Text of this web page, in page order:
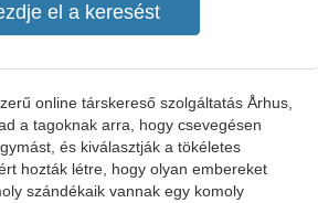
online társkereső szolgáltatás Århus,
a tagoknak arra, hogy csevegésen
és kiválasztják a tökéletes
hozták létre, hogy olyan embereket
szándékaik vannak egy komoly